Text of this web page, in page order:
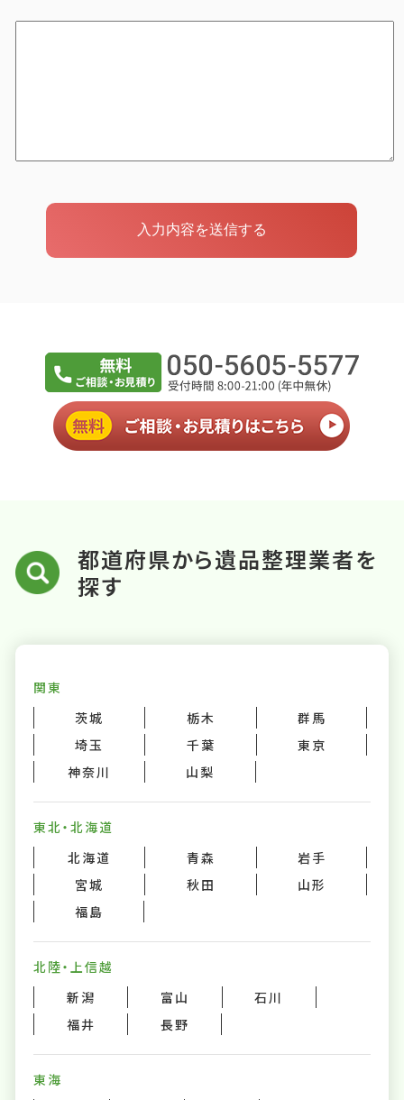
都道府県から遺品整理業者を
探す
関東
茨城
栃木
群馬
埼玉
千葉
東京
神奈川
山梨
東北・北海道
北海道
青森
岩手
宮城
秋田
山形
福島
北陸・上信越
新潟
富山
石川
福井
長野
東海